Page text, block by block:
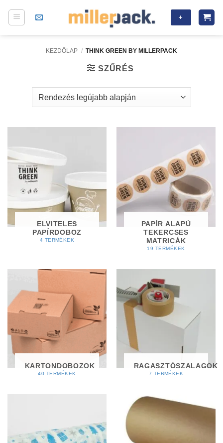
+
KEZDŐLAP / THINK GREEN BY MILLERPACK
SZŰRÉS
ELVITELES
PAPÍRDOBOZ
4 TERMÉKEK
PAPÍR ALAPÚ
TEKERCSES
MATRICÁK
19 TERMÉKEK
KARTONDOBOZOK
40 TERMÉKEK
RAGASZTÓSZALAGOK
7 TERMÉKEK